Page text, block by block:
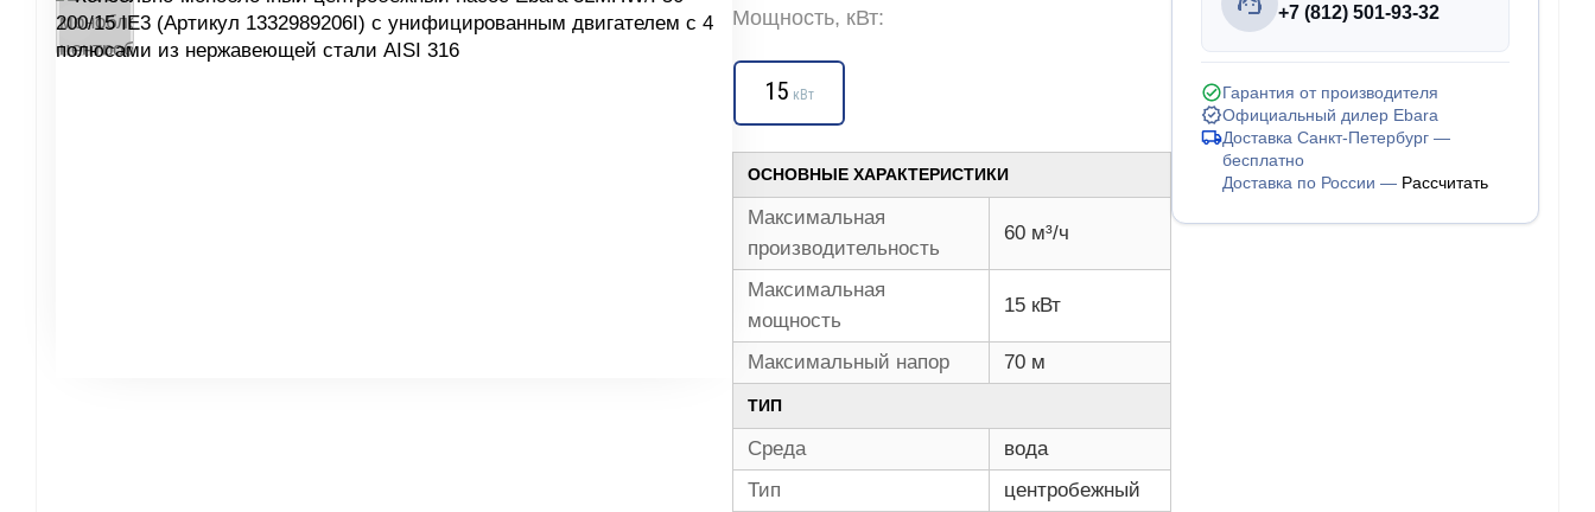
Мощность, кВт:
15 кВт
ОСНОВНЫЕ ХАРАКТЕРИСТИКИ
Максимальная
производительность
60 м³/ч
Максимальная
мощность
15 кВт
Максимальный напор 70 м
ТИП
Среда
вода
Тип
центробежный
+7 (812) 501-93-32
Гарантия от производителя
Официальный дилер Ebara
Доставка Санкт-Петербург —
бесплатно
Доставка по России — Рассчитать